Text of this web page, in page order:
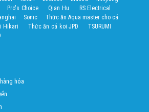
Pro's Choice Qian Hu
RS Electrical
Sonic
Thức ăn Aqua master cho cá
Hikari Thức ăn cá koi JPD
TSURUMI
hóa